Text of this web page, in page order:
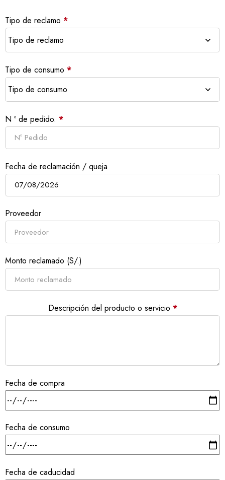
Tipo de reclamo *
Tipo de consumo *
N º de pedido. *
Fecha de reclamación / queja
Proveedor
Monto reclamado (S/.)
Descripción del producto o servicio *
Fecha de compra
Fecha de consumo
Fecha de caducidad